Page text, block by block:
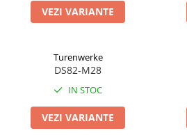
VEZI VARIANTE
Turenwerke
DS82-M28
IN STOC
VEZI VARIANTE